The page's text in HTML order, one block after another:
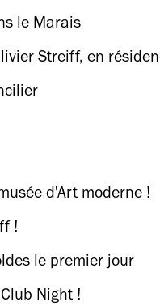
le Marais
Streiff, en
d'Art moderne !
!
le premier jour
Night !